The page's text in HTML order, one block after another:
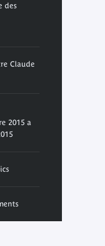
des
Claude
2015 a